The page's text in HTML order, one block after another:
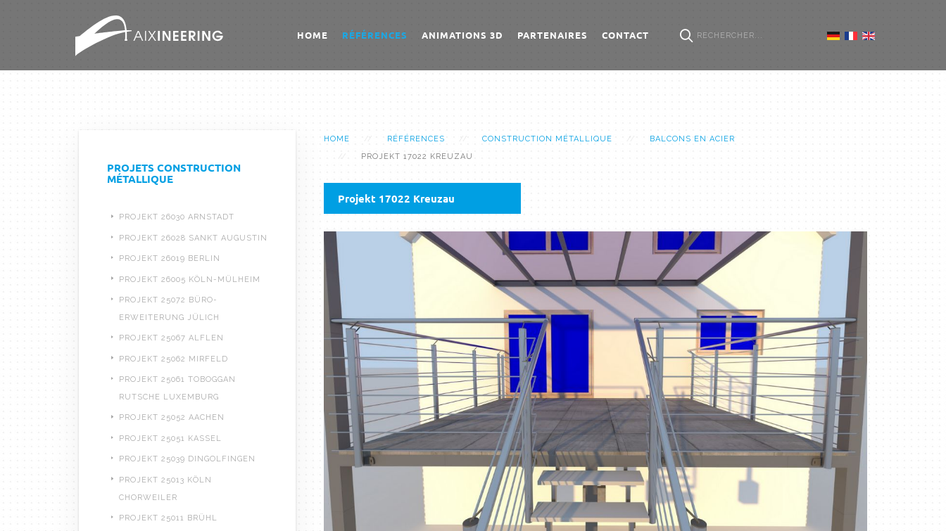
HOME RÉFÉRENCES ANIMATIONS 3D PARTENAIRES CONTACT
HOME RÉFÉRENCES CONSTRUCTION MÉTALLIQUE
BALCONS EN ACIER
PROJEKT 17022 KREUZAU
Projekt 17022 Kreuzau
PROJETS CONSTRUCTION
MÉTALLIQUE
PROJEKT 26030 ARNSTADT
PROJEKT 26028 SANKT AUGUSTIN
PROJEKT 26019 BERLIN
PROJEKT 26005 KÖLN-MÜLHEIM
PROJEKT 25072 BÜRO-
ERWEITERUNG JÜLICH
PROJEKT 25067 ALFLEN
PROJEKT 25062 MIRFELD
PROJEKT 25061 TOBOGGAN
RUTSCHE LUXEMBURG
PROJEKT 25052 AACHEN
PROJEKT 25051 KASSEL
PROJEKT 25039 DINGOLFINGEN
PROJEKT 25013 KÖLN
CHORWEILER
PROJEKT 25011 BRÜHL